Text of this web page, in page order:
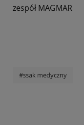
zespół MAGMAR
#ssak medyczny